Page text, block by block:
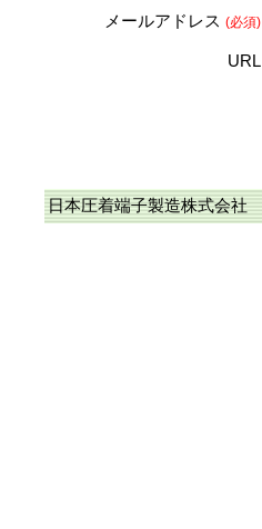
メールアドレス (必須)
URL
日本圧着端子製造株式会社